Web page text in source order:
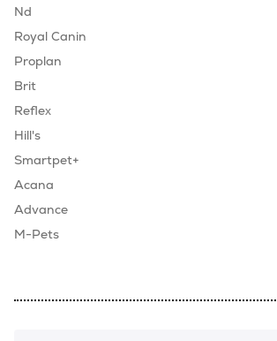
Nd
Royal Canin
Proplan
Brit
Reflex
Hill's
Smartpet+
Acana
Advance
M-Pets